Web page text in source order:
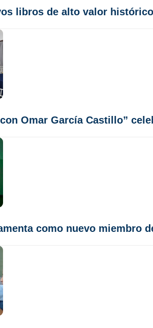
libros de alto valor
Omar García Castillo”
como nuevo miembro